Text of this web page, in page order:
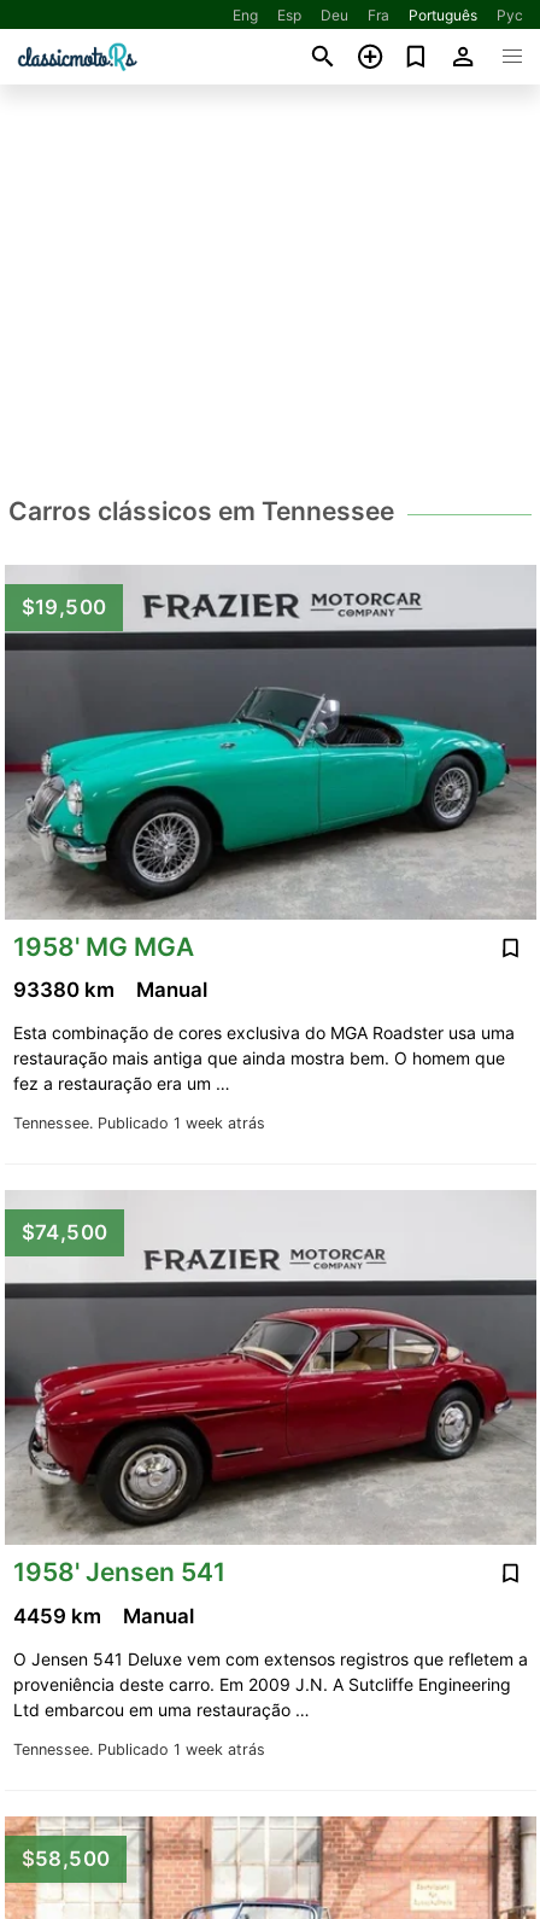
Eng Esp Deu Fra Português Рус
Carros clássicos em Tennessee
$19,500
1958' MG MGA
Tennessee. Publicado 1 week atrás
93380 km Manual
Esta combinação de cores exclusiva do MGA Roadster usa uma
restauração mais antiga que ainda mostra bem. O homem que
fez a restauração era um …
$74,500
1958' Jensen 541
Tennessee. Publicado 1 week atrás
4459 km Manual
O Jensen 541 Deluxe vem com extensos registros que refletem a
proveniência deste carro. Em 2009 J.N. A Sutcliffe Engineering
Ltd embarcou em uma restauração …
$58,500